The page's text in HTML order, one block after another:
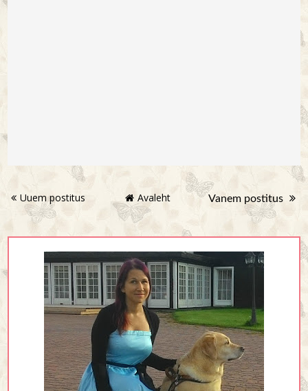
Uuem postitus Vanem postitus
Avaleht